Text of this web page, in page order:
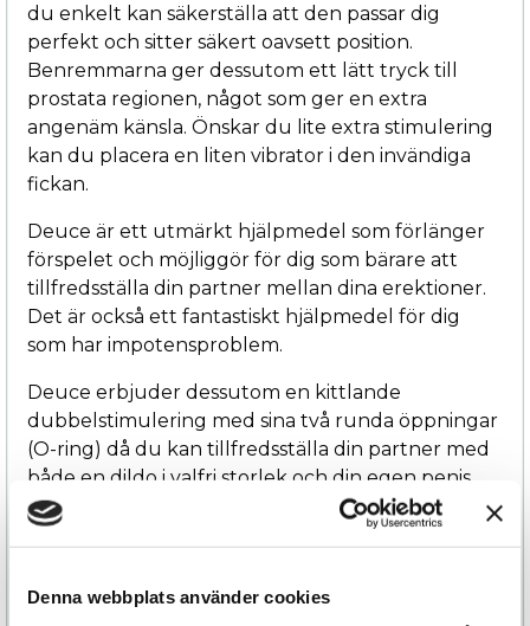
Denna webbplats använder cookies
du enkelt kan säkerställa att den passar dig
perfekt och sitter säkert oavsett position.
Benremmarna ger dessutom ett lätt tryck till
prostata regionen, något som ger en extra
angenäm känsla. Önskar du lite extra stimulering
kan du placera en liten vibrator i den invändiga
fickan.
Deuce är ett utmärkt hjälpmedel som förlänger
förspelet och möjliggör för dig som bärare att
tillfredsställa din partner mellan dina erektioner.
Det är också ett fantastiskt hjälpmedel för dig
som har impotensproblem.
Deuce erbjuder dessutom en kittlande
dubbelstimulering med sina två runda öppningar
(O-ring) då du kan tillfredsställa din partner med
både en dildo i valfri storlek och din egen penis
samtidigt. O-ringen är flexibel och passar dildos
med diameter 3,17–5,71 cm.
som medföljer.